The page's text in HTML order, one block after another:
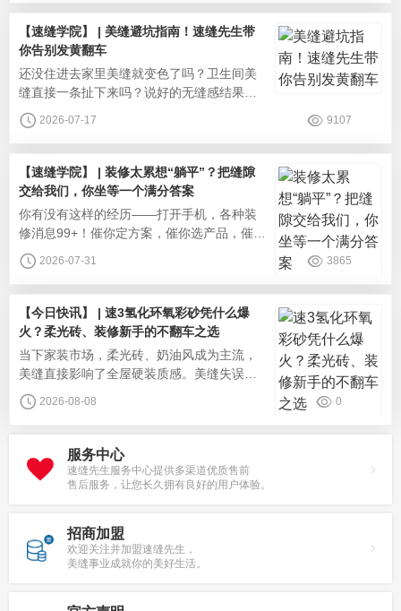
的主流？平缝工艺传统凹缝施工美缝固化后
低于瓷砖面，形成深浅不一的凹槽，时间长
容易积累污渍，还会滋生细菌，影响家人健
康。平缝工艺施工后缝隙与瓷砖表面完全
【速缝学院】 | 美缝避坑指南！速缝先生带
你告别发黄翻车
‌还没住进去家里美缝就变色了吗？卫生间美
缝直接一条扯下来吗？说好的无缝感结果还
是很明显吗？很多业主美缝踩坑，基本都是
选色、工艺、材质、分区施工这几个部分的
施工的角度帮大家搭配适配全屋的美缝方
案，告别美缝翻车。美缝配色百搭的配色心
法：选同色系美缝。贴近瓷砖本色，视觉效
果少了割裂感，特别适合客餐厅较大的瓷
2026-07-17 9107
【速缝学院】 | 装修太累想“躺平”？把缝隙
交给我们，你坐等一个满分答案
你有没有这样的经历——打开手机，各种装
修消息99+！催你定方案，催你选产品，催你
定施工时间。图片好不容易熬到美缝，更多
的问题来了：什么材质好？找谁施工好？选
还一地鸡毛！其实你不需要懂美缝，你只需
要一个靠谱的“缝隙管家”——速缝先生恒固型
美缝，专业团队为您全程兜底。我们做的
事，远不止"填个缝"那么简单。很多人
2026-07-31 3865
【今日快讯】 | 速3氢化环氧彩砂凭什么爆
火？柔光砖、装修新手的不翻车之选
‌当下家装市场，柔光砖、奶油风成为主流，
美缝直接影响了全屋硬装质感。美缝失误翻
车，缝隙明显、美缝发黄脱落等问题，好好
的装修直接翻车。而速3氢化环氧彩砂的走
点，成为家装圈高性价比的美缝热门选择。
环保配方，守护家庭健康环保是家装的底
线，传统环氧在施工时往往伴随着刺鼻气
2026-08-08 0
服务中心
速缝先生服务中心提供多渠道优质售前
售后服务，让您长久拥有良好的用户体验。
招商加盟
欢迎关注并加盟速缝先生，
美缝事业成就你的美好生活。